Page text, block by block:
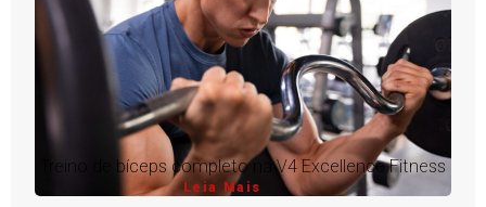
Treino de bíceps completo na V4 Excellence Fitness
Leia Mais